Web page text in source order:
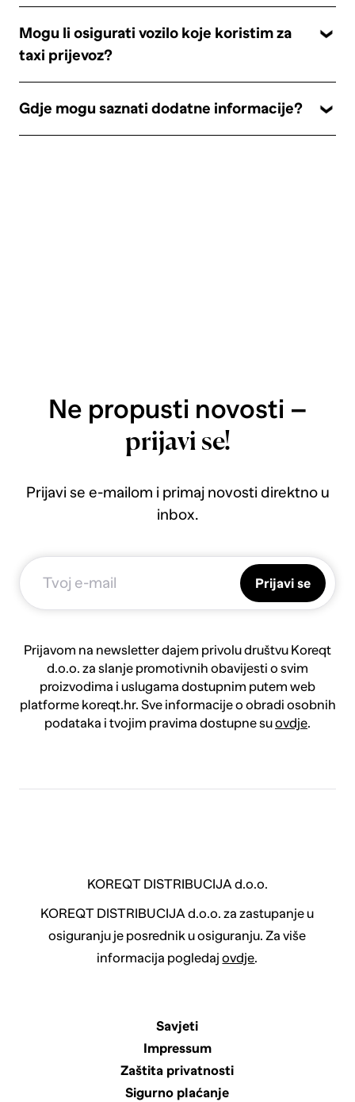
Mogu li osigurati vozilo koje koristim za
taxi prijevoz?
Gdje mogu saznati dodatne informacije?
Ne propusti novosti –
prijavi se!
Prijavi se e-mailom i primaj novosti direktno u
inbox.
Prijavi se
Prijavom na newsletter dajem privolu društvu Koreqt
d.o.o. za slanje promotivnih obavijesti o svim
proizvodima i uslugama dostupnim putem web
platforme koreqt.hr. Sve informacije o obradi osobnih
podataka i tvojim pravima dostupne suovdje.
KOREQT DISTRIBUCIJA d.o.o.
KOREQT DISTRIBUCIJA d.o.o. za zastupanje u
osiguranju je posrednik u osiguranju. Za više
informacija pogledajovdje.
Savjeti
Impressum
Zaštita privatnosti
Sigurno plaćanje